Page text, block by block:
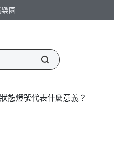
園​
態燈號代表什麼意義？